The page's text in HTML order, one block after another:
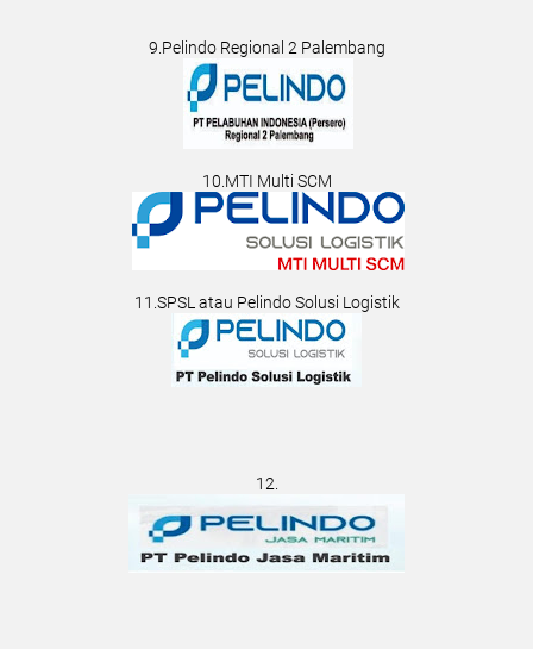
9.Pelindo Regional 2 Palembang
10.MTI Multi SCM
11.SPSL atau Pelindo Solusi Logistik
12.